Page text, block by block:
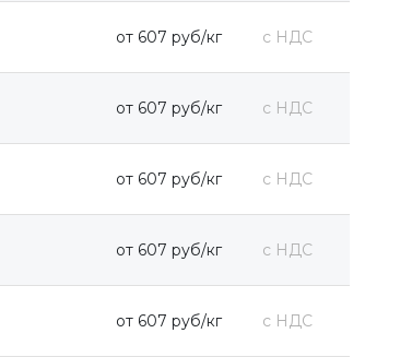
от 607 руб/кг с НДС
от 607 руб/кг с НДС
от 607 руб/кг с НДС
от 607 руб/кг с НДС
от 607 руб/кг с НДС